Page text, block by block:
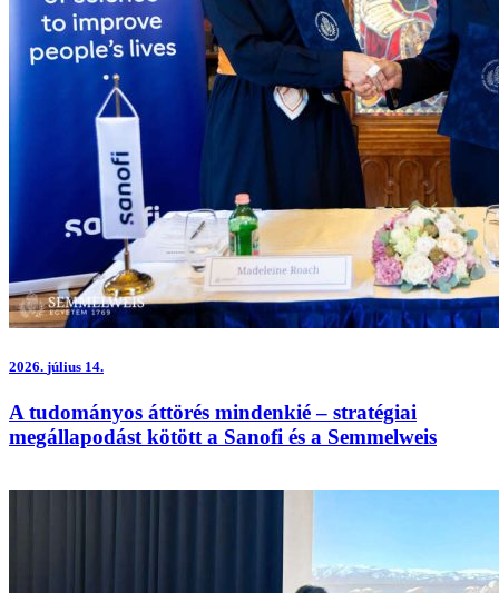
2026. július 14.
A tudományos áttörés mindenkié – stratégiai
megállapodást kötött a Sanofi és a Semmelweis